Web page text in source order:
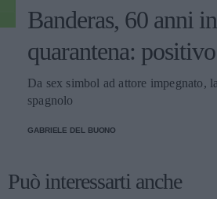
Banderas, 60 anni in
quarantena:
Da sex simbol ad attore impegnato,
spagnolo
GABRIELE DEL BUONO
Può interessarti anche